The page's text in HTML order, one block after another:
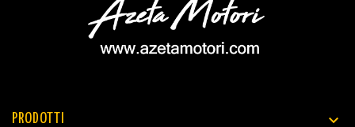
PRODOTTI 